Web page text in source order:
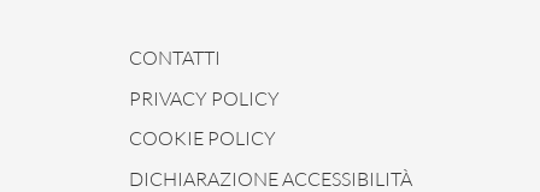
CONTATTI
PRIVACY POLICY
COOKIE POLICY
DICHIARAZIONE ACCESSIBILITÀ